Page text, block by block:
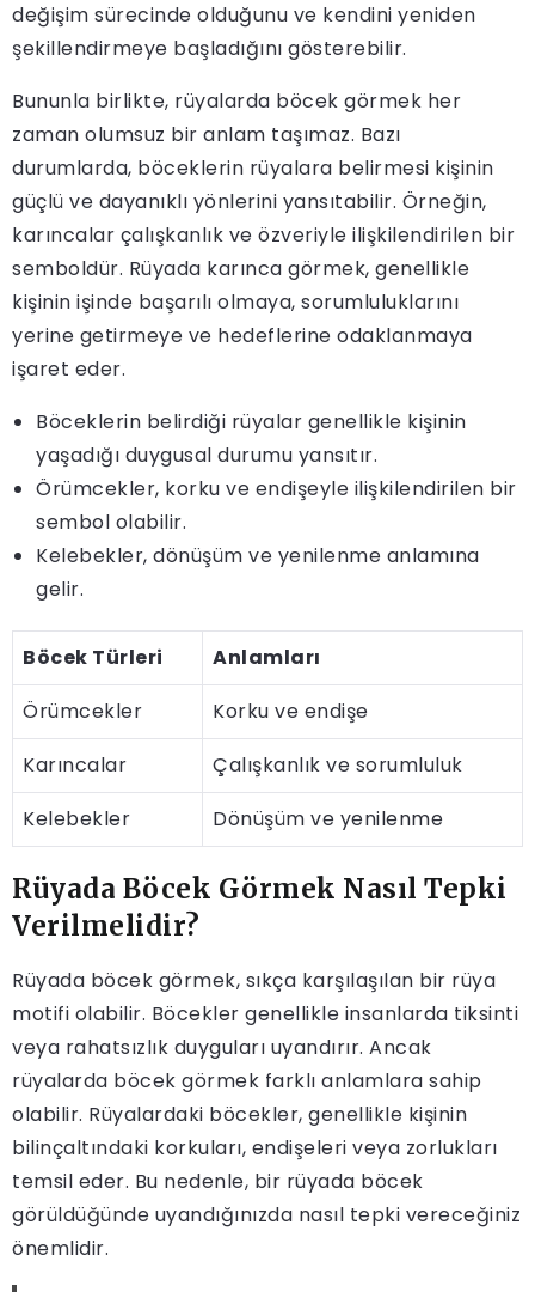
değişim sürecinde olduğunu ve kendini yeniden
şekillendirmeye başladığını gösterebilir.
Bununla birlikte, rüyalarda böcek görmek her
zaman olumsuz bir anlam taşımaz. Bazı
durumlarda, böceklerin rüyalara belirmesi kişinin
güçlü ve dayanıklı yönlerini yansıtabilir. Örneğin,
karıncalar çalışkanlık ve özveriyle ilişkilendirilen bir
semboldür. Rüyada karınca görmek, genellikle
kişinin işinde başarılı olmaya, sorumluluklarını
yerine getirmeye ve hedeflerine odaklanmaya
işaret eder.
Böceklerin belirdiği rüyalar genellikle kişinin
yaşadığı duygusal durumu yansıtır.
Örümcekler, korku ve endişeyle ilişkilendirilen bir
sembol olabilir.
Kelebekler, dönüşüm ve yenilenme anlamına
gelir.
Böcek Türleri
Anlamları
Örümcekler
Korku ve endişe
Karıncalar
Çalışkanlık ve sorumluluk
Kelebekler
Dönüşüm ve yenilenme
Rüyada Böcek Görmek Nasıl Tepki
Verilmelidir?
Rüyada böcek görmek, sıkça karşılaşılan bir rüya
motifi olabilir. Böcekler genellikle insanlarda tiksinti
veya rahatsızlık duyguları uyandırır. Ancak
rüyalarda böcek görmek farklı anlamlara sahip
olabilir. Rüyalardaki böcekler, genellikle kişinin
bilinçaltındaki korkuları, endişeleri veya zorlukları
temsil eder. Bu nedenle, bir rüyada böcek
görüldüğünde uyandığınızda nasıl tepki vereceğiniz
önemlidir.